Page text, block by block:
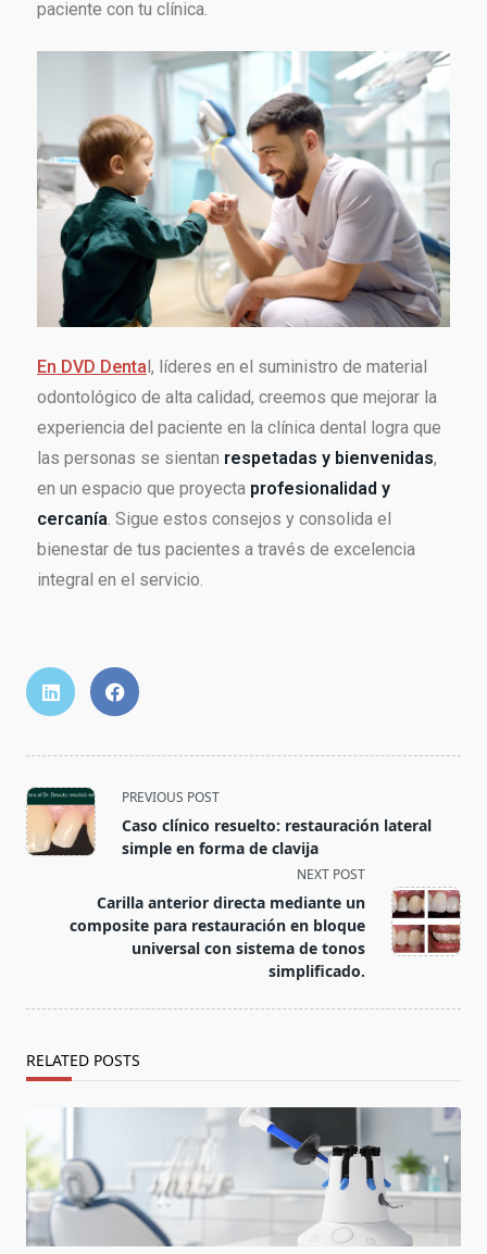
paciente con tu clínica.
En DVD Denta l, líderes en el suministro de material
odontológico de alta calidad, creemos que mejorar la
experiencia del paciente en la clínica dental logra que
las personas se sientan respetadas y bienvenidas,
en un espacio que proyecta profesionalidad y
cercanía. Sigue estos consejos y consolida el
bienestar de tus pacientes a través de excelencia
integral en el servicio.
PREVIOUS POST
Caso clínico resuelto: restauración lateral
simple en forma de clavija
NEXT POST
Carilla anterior directa mediante un
composite para restauración en bloque
universal con sistema de tonos
simplificado.
RELATED POSTS